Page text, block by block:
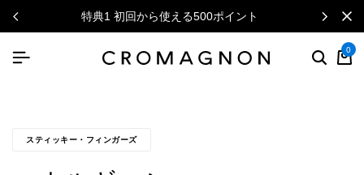
特典1 初回から使える500ポイント
0
スティッキー・フィンガーズ